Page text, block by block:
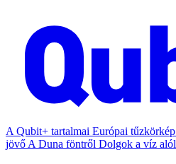
A Qubit+ tartalmai Európai tűzkörkép
jövő A Duna föntről Dolgok a víz alól